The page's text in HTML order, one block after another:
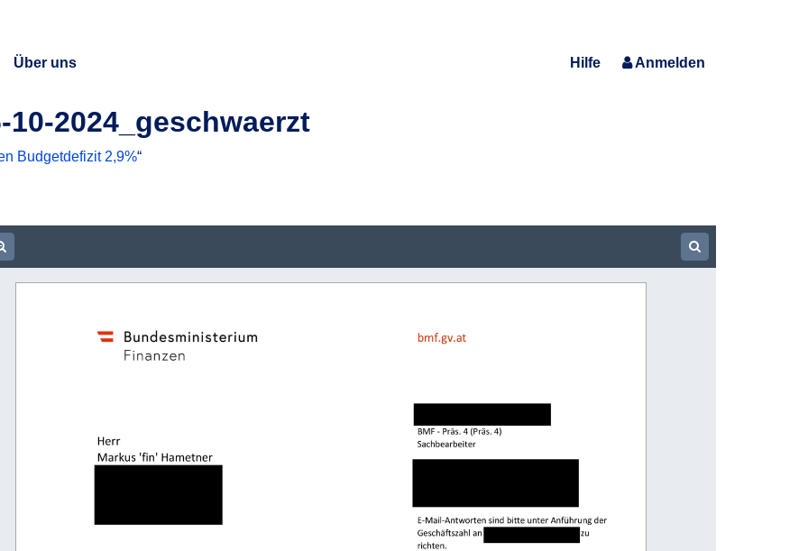
Über uns Hilfe Anmelden
10-2024_geschwaerzt
Budgetdefizit 2,9%“
URL
out
bmf.gv.at
BMF -Präs. 4 (Präs. 4)
Sachbearbeiter
E-Mail-Antworten sind bitte unter Anführung der
Geschäftszahl █████ ▎
zu
richten.
Herr
Markus 'fin' Hametner